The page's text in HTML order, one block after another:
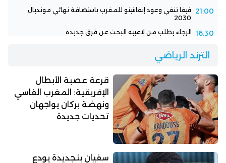
21:00
فيفا تنفي وعود إنفانتينو للمغرب باستضافة نهائي مونديال
2030
16:30 الرجاء يطلب من لاعبيه البحث عن فرق جديدة
الترند الرياضي
قرعة عصبة الأبطال
الإفريقية: المغرب الفاسي
ونهضة بركان يواجهان
تحديات جديدة
سفيان بنجديدة يودع